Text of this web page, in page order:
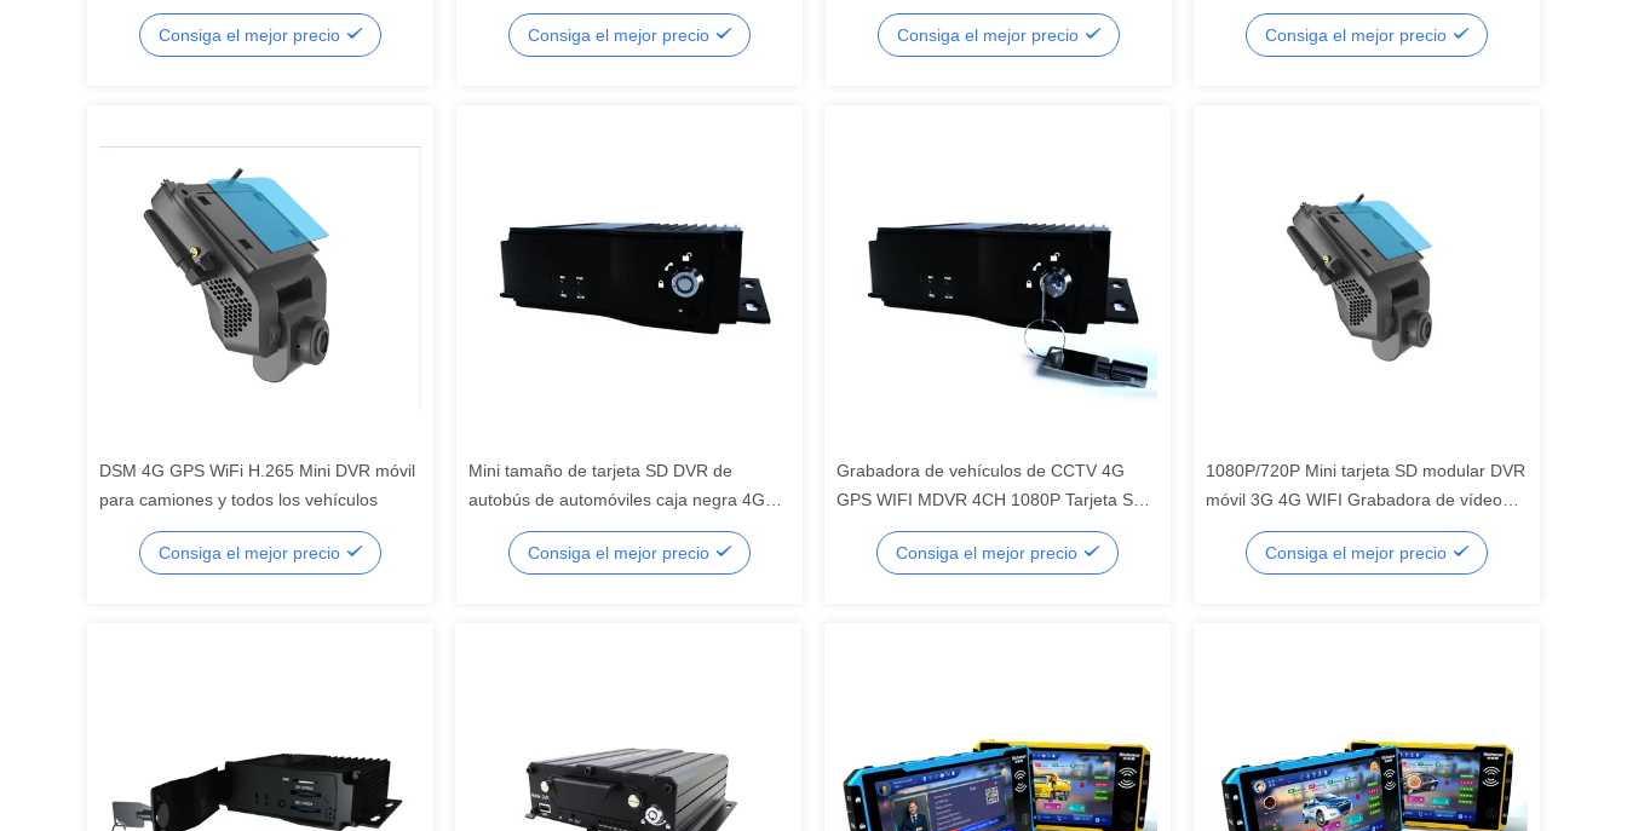
grabación H.264
Consiga el mejor precio
nave Voltado 8-36V
Consiga el mejor precio
1080p DVR móvil de vehículo
Consiga el mejor precio
Consiga el mejor precio
DSM 4G GPS WiFi H.265 Mini DVR móvil
para camiones y todos los vehículos
Consiga el mejor precio
Mini tamaño de tarjeta SD DVR de
autobús de automóviles caja negra 4G
WIFI Sistema de seguimiento GPS 4CH
1080P DVR móvil
Consiga el mejor precio
Grabadora de vehículos de CCTV 4G
GPS WIFI MDVR 4CH 1080P Tarjeta SD
Mini Tamaño Grabadora de video de
automóviles DVR móvil
Consiga el mejor precio
1080P/720P Mini tarjeta SD modular DVR
móvil 3G 4G WIFI Grabadora de vídeo
digital para vehículos
Consiga el mejor precio